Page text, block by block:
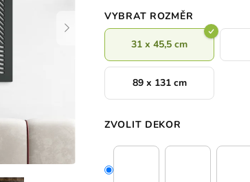
5
hvězdiček.
VYBRAT ROZMĚR
31 x 45,5 cm
89 x 131 cm
ZVOLIT DEKOR